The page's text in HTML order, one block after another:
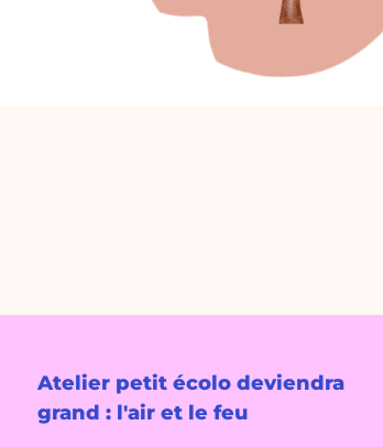
Atelier petit écolo deviendra
grand : l'air et le feu